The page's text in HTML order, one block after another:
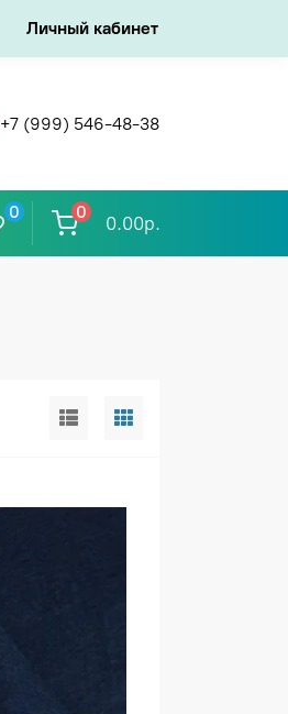
Личный кабинет
+7 (999) 546-48-38
0 0
0.00р.